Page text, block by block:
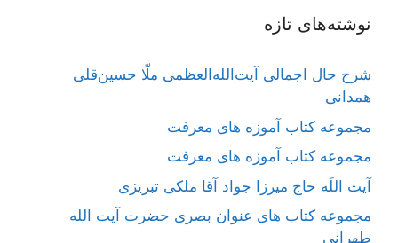
نوشته‌های تازه
شرح حال اجمالی آیت‌الله‌العظمی ملّا حسین‌قلی
همدانی
مجموعه کتاب آموزه های معرفت
مجموعه کتاب آموزه های معرفت
آیت اللَه حاج میرزا جواد آقا ملکی تبریزی
مجموعه کتاب های عنوان بصری حضرت آیت الله
طهرانی